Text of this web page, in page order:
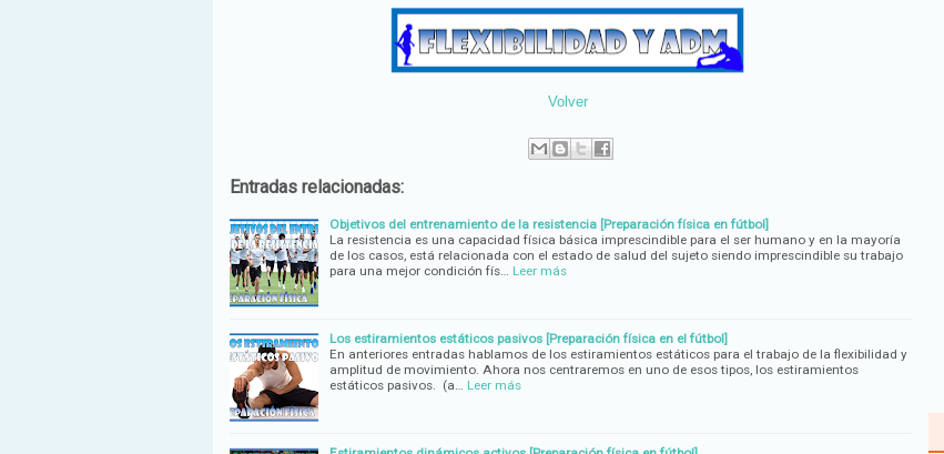
Volver
Entradas relacionadas:
Objetivos del entrenamiento de la resistencia [Preparación física en fútbol]
La resistencia es una capacidad física básica imprescindible para el ser humano y en la mayoría
de los casos, está relacionada con el estado de salud del sujeto siendo imprescindible su trabajo
para una mejor condición fís…
Leer más
Los estiramientos estáticos pasivos [Preparación física en el fútbol]
En anteriores entradas hablamos de los estiramientos estáticos para el trabajo de la flexibilidad y
amplitud de movimiento. Ahora nos centraremos en uno de esos tipos, los estiramientos
estáticos pasivos. (a…
Leer más